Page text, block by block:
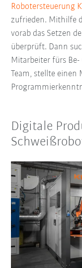
Robotersteuerung
zufrieden. Mithilfe
vorab das Setzen
überprüft. Dann
Mitarbeiter fürs
Team, stellte
Digitale